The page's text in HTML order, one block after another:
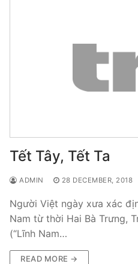
Tết Tây, Tết Ta
ADMIN 28 DECEMBER, 2018
Người Việt ngày xưa xác
Nam từ thời Hai Bà Trưng,
(“Lĩnh Nam…
READ MORE →